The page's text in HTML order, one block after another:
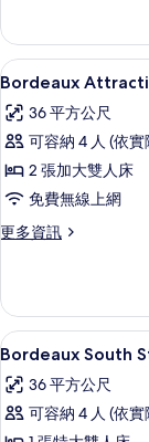
有
相
片
View
Room
King
詳
情
顯
示
Bordeaux
Attraction
View
Room
2
所
有
相
片
4
Bordeaux
36 平方公尺
可容納 4 人 (依
2 張加大雙人床
免費無線上網
更多資訊
更
View
Room
2
的
詳
顯
示
Bordeaux
South
4
Bordeaux South
36 平方公尺
可容納 4 人 (依